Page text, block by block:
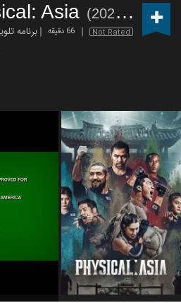
Asia (2025 – )
Not Rated 66 دقیقه برنامه